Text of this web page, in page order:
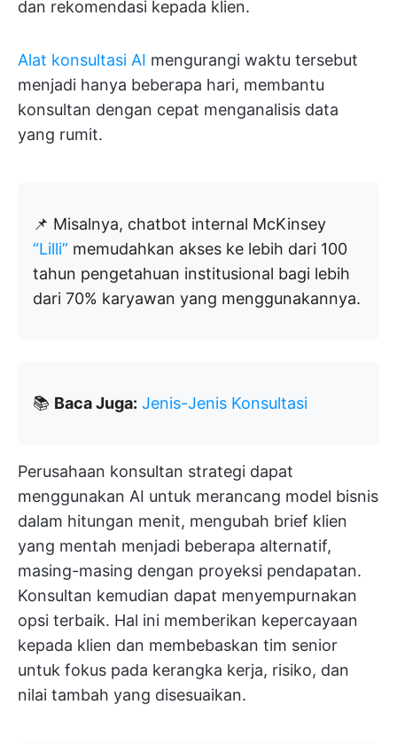
dan rekomendasi kepada klien.
Alat konsultasi AI mengurangi waktu tersebut
menjadi hanya beberapa hari, membantu
konsultan dengan cepat menganalisis data
yang rumit.
📌 Misalnya, chatbot internal McKinsey
“Lilli” memudahkan akses ke lebih dari 100
tahun pengetahuan institusional bagi lebih
dari 70% karyawan yang menggunakannya.
📚 Baca Juga: Jenis-Jenis Konsultasi
Perusahaan konsultan strategi dapat
menggunakan AI untuk merancang model bisnis
dalam hitungan menit, mengubah brief klien
yang mentah menjadi beberapa alternatif,
masing-masing dengan proyeksi pendapatan.
Konsultan kemudian dapat menyempurnakan
opsi terbaik. Hal ini memberikan kepercayaan
kepada klien dan membebaskan tim senior
untuk fokus pada kerangka kerja, risiko, dan
nilai tambah yang disesuaikan.